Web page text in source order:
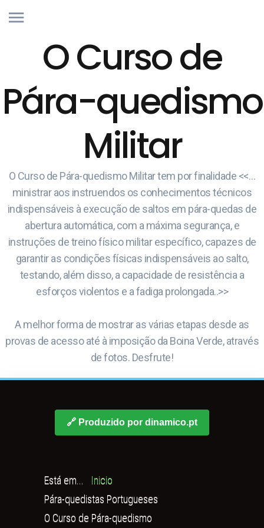
O Curso de
Pára-quedismo
Militar
O Curso de Pára-quedismo Militar tem por finalidade <<…
ministrar aos instruendos os conhecimentos técnicos
indispensáveis à execução de saltos em pára-quedas de
abertura automática, com a máxima segurança, e
instruções de treino físico militar específico, capazes de
garantir as condições físicas indispensáveis ao salto,
testando, além disso, a capacidade de resistência a
esforços violentos e a fadiga prolongada..>>
A melhor forma de mostrar as várias etapas desde as
provas de acesso até à imposição da Boina Verde, através
de fotos. Desfrute!
🔗 Produzido por dinamico.pt
Está em...
Inicio
Pára-quedistas Portugueses
O Curso de Pára-quedismo